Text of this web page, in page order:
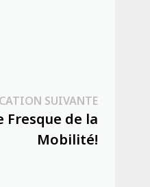
SUIVANTEPublication
suivante :
Fresque de la
Mobilité!